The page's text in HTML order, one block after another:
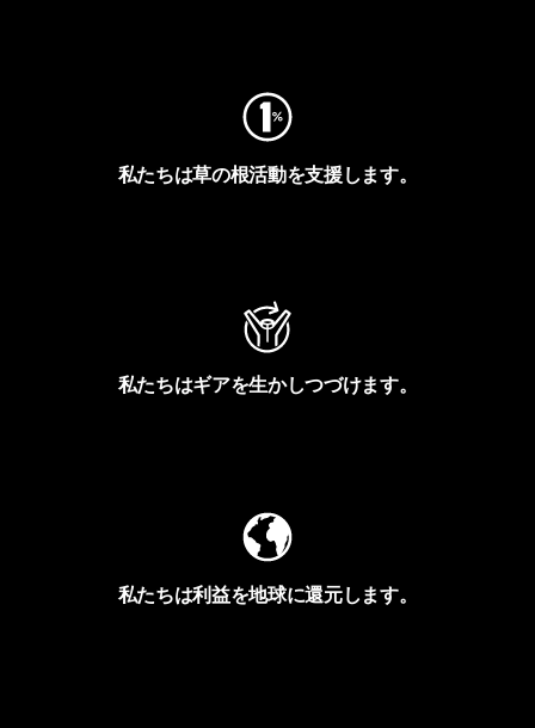
私たちは草の根活動を支援します。
私たちはギアを生かしつづけます。
私たちは利益を地球に還元します。